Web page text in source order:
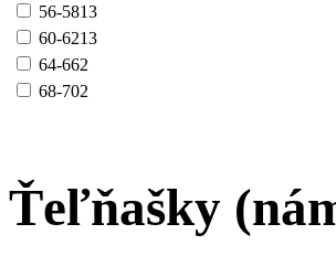
56-5813
60-6213
64-662
68-702
Ťeľňašky